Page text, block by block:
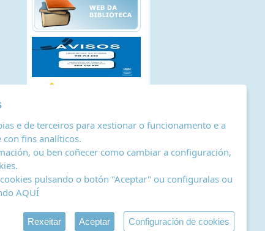
de actividades de tratamento
e de terceiros para xestionar o funcionamento e a
con fins analíticos.
ou ben coñecer como cambiar a configuración,
.
pulsando o botón "Aceptar" ou configuralas ou
AQUÍ
Rexeitar Aceptar Configuración de cookies